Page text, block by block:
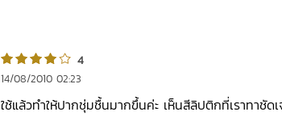
4
14/08/2010 02:23
ใช้แล้วทำให้ปากชุ่มชื้นมากขึ้นค่ะ เห็นสีลิปติกที่เราทาชั